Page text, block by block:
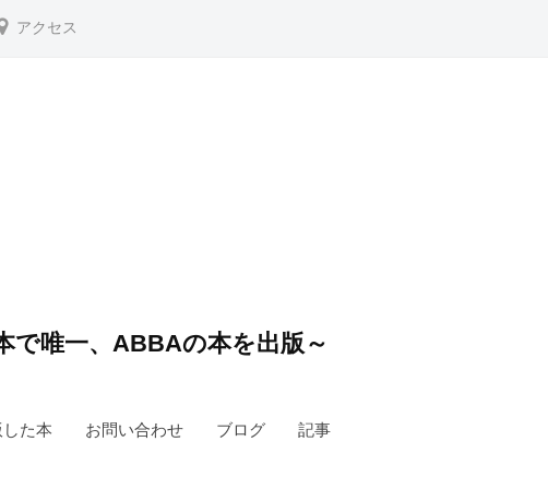
アクセス
で唯一、ABBAの本を出版～
した本 お問い合わせ ブログ 記事